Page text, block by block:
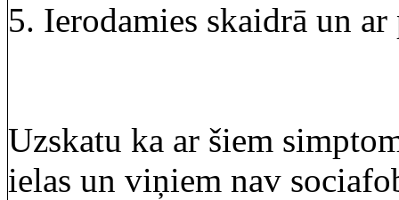
5. Ierodamies skaidrā un
Uzskatu ka ar šiem
ielas un viņiem nav